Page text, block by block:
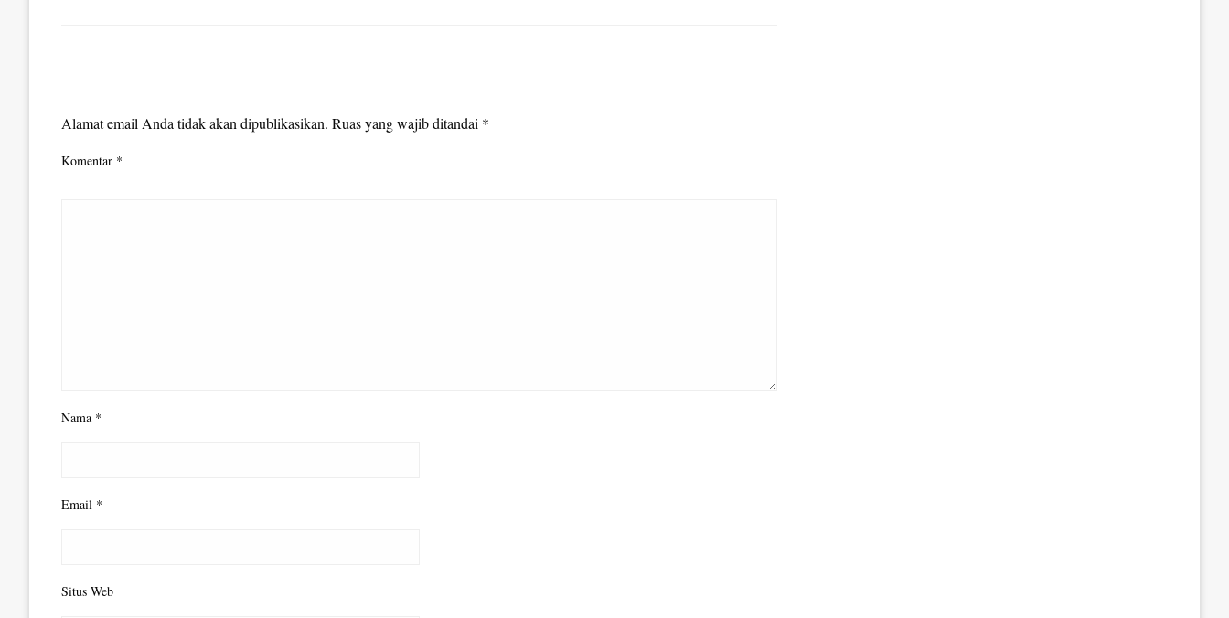
Alamat email Anda tidak akan dipublikasikan. Ruas yang wajib ditandai *
Komentar *
Nama *
Email *
Situs Web